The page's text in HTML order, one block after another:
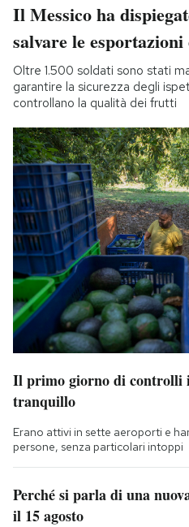
Il Messico ha
salvare le esportazioni
Oltre 1.500 soldati sono stati
garantire la sicurezza degli
controllano la qualità dei frutti
Il primo giorno di controlli
tranquillo
Erano attivi in sette aeroporti e
persone, senza particolari intoppi
Perché si parla di una
il 15 agosto